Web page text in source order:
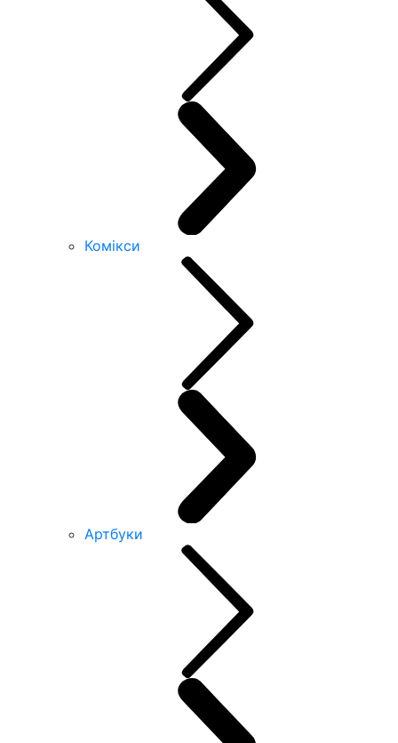
Комікси
Артбуки